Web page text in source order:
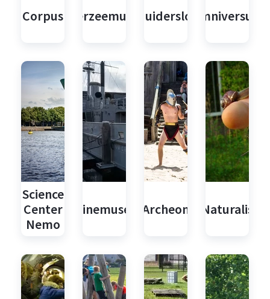
CorpusZuiderzeemuseumMuiderslot Omniversum
Science
Center
Nemo
MarinemuseumArcheon Naturalis